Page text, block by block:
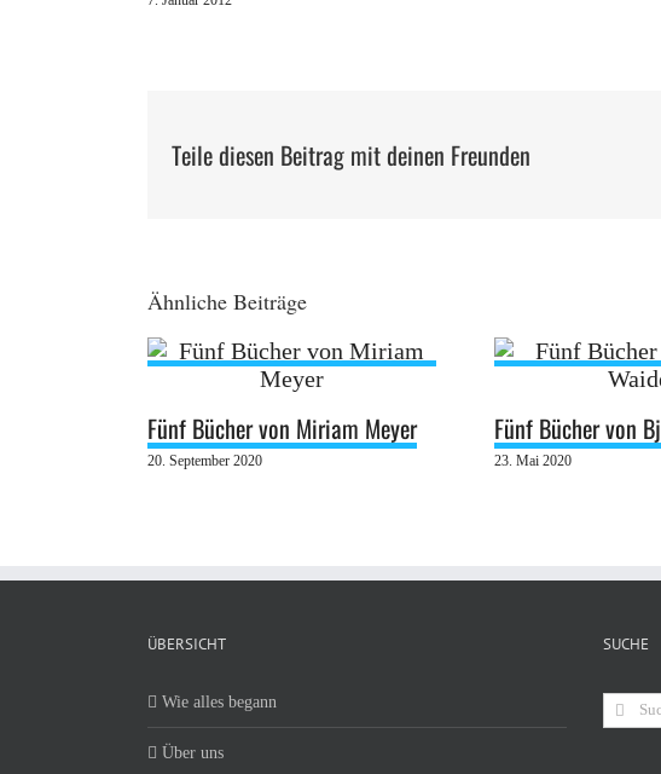
Teile diesen Beitrag mit deinen Freunden
Ähnliche Beiträge
Fünf Bücher von Miriam Meyer
20. September 2020
Fünf Bücher von
23. Mai 2020
ÜBERSICHT
Wie alles begann
Über uns
SUCHE
Suche